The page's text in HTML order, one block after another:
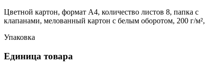
Цветной картон, формат А4, количество листов 8, папка с
клапанами, мелованный картон с белым оборотом, 200 г/м²,
Упаковка
Единица товара